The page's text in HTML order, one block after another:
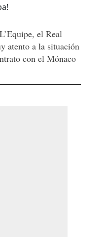
el Real
atento a la situación
con el Mónaco